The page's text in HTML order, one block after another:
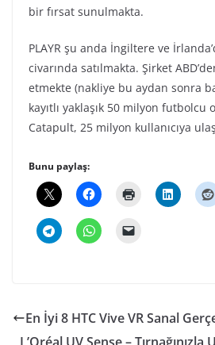
bir fırsat sunulmakta.
PLAYR şu anda İngiltere ve
civarında satılmakta. Şirket
etmekte (nakliye bu aydan sonra
kayıtlı yaklaşık 50 milyon futbolcu
Catapult, 25 milyon kullanıcıya
Bunu paylaş:
En İyi 8 HTC Vive VR Sanal